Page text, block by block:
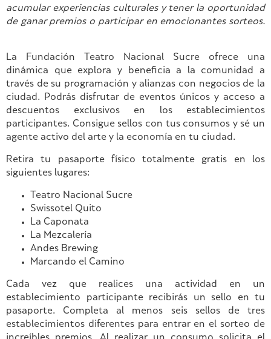
acumular experiencias culturales y tener la oportunidad
de ganar premios o participar en emocionantes sorteos.
La Fundación Teatro Nacional Sucre ofrece una
dinámica que explora y beneficia a la comunidad a
través de su programación y alianzas con negocios de la
ciudad. Podrás disfrutar de eventos únicos y acceso a
descuentos exclusivos en los establecimientos
participantes. Consigue sellos con tus consumos y sé un
agente activo del arte y la economía en tu ciudad.
Retira tu pasaporte físico totalmente gratis en los
siguientes lugares:
Teatro Nacional Sucre
Swissotel Quito
La Caponata
La Mezcalería
Andes Brewing
Marcando el Camino
Cada vez que realices una actividad en un
establecimiento participante recibirás un sello en tu
pasaporte. Completa al menos seis sellos de tres
establecimientos diferentes para entrar en el sorteo de